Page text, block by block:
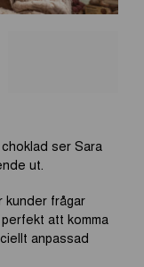
ser Sara
ut.
kunder frågar
att komma
anpassad